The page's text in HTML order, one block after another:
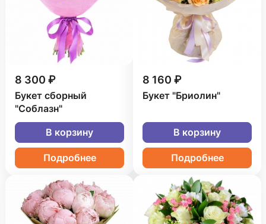
8 300 ₽
Букет сборный
"Соблазн"
В корзину
Подробнее
8 160 ₽
Букет "Бриолин"
В корзину
Подробнее